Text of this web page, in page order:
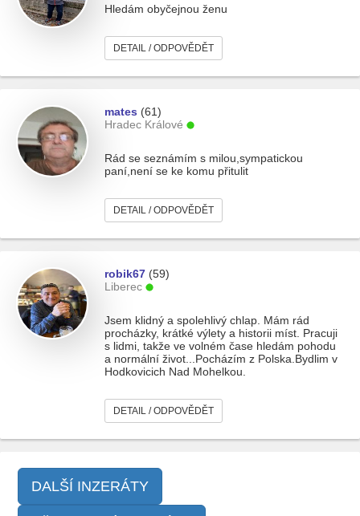
Hledám obyčejnou ženu
DETAIL / ODPOVĚDĚT
mates (61)
Hradec Králové
Rád se seznámím s milou,sympatickou
paní,není se ke komu přitulit
DETAIL / ODPOVĚDĚT
robik67 (59)
Liberec
Jsem klidný a spolehlivý chlap. Mám rád
procházky, krátké výlety a historii míst. Pracuji
s lidmi, takže ve volném čase hledám pohodu
a normální život...Pocházím z Polska.Bydlim v
Hodkovicich Nad Mohelkou.
DETAIL / ODPOVĚDĚT
DALŠÍ INZERÁTY